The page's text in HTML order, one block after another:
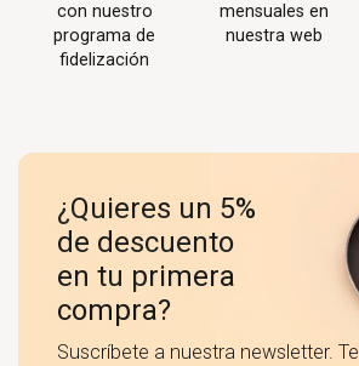
con nuestro
programa de
fidelización
mensuales en
nuestra web
¿Quieres un 5%
de descuento
en tu primera
compra?
Suscríbete a nuestra newsletter. Te